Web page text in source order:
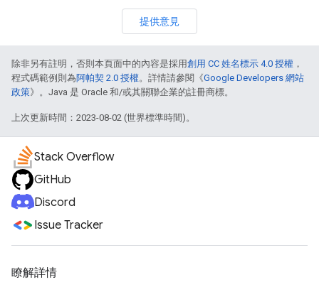
提供意見
除非另有註明，否則本頁面中的內容是採用創用 CC 姓名標示 4.0 授權 ，
程式碼範例則為阿帕契 2.0 授權。詳情請參閱《Google Developers 網站
政策》。Java 是 Oracle 和/或其關聯企業的註冊商標。
上次更新時間：2023-08-02 (世界標準時間)。
Stack Overflow
GitHub
Discord
Issue Tracker
瞭解詳情